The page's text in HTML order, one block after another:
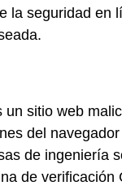
la seguridad en
un sitio web
del
de ingeniería
de verificación